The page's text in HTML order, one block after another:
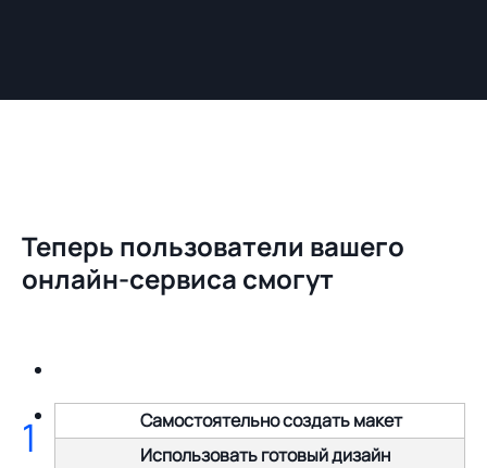
Теперь пользователи вашего
онлайн-сервиса смогут
Самостоятельно создать макет
Использовать готовый дизайн
1